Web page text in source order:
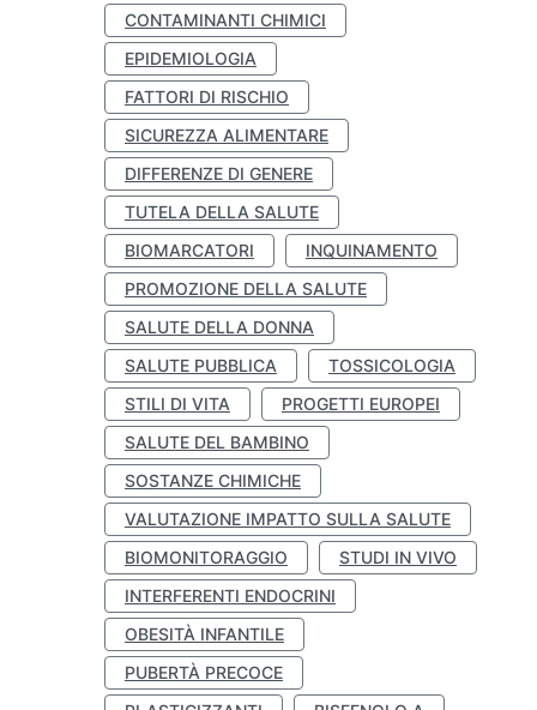
CONTAMINANTI CHIMICI
EPIDEMIOLOGIA
FATTORI DI RISCHIO
SICUREZZA ALIMENTARE
DIFFERENZE DI GENERE
TUTELA DELLA SALUTE
BIOMARCATORI
INQUINAMENTO
PROMOZIONE DELLA SALUTE
SALUTE DELLA DONNA
SALUTE PUBBLICA
TOSSICOLOGIA
STILI DI VITA
PROGETTI EUROPEI
SALUTE DEL BAMBINO
SOSTANZE CHIMICHE
VALUTAZIONE IMPATTO SULLA SALUTE
BIOMONITORAGGIO
STUDI IN VIVO
INTERFERENTI ENDOCRINI
OBESITÀ INFANTILE
PUBERTÀ PRECOCE